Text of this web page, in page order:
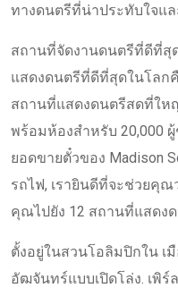
ทางดนตรีที่น่าประทับใจแล
สถานที่จัดงานดนตรีที่ดีที่สุ
แสดงดนตรีที่ดีที่สุดในโลก
สถานที่แสดงดนตรีสดที่ให
พร้อมห้องสำหรับ 20,000
ยอดขายตั๋วของ Madison
รถไฟ, เรายินดีที่จะช่วยคุ
คุณไปยัง 12 สถานที่แสดง
ตั้งอยู่ในสวนโอลิมปิกใน เมื
อัฒจันทร์แบบเปิดโล่ง. เพิร์